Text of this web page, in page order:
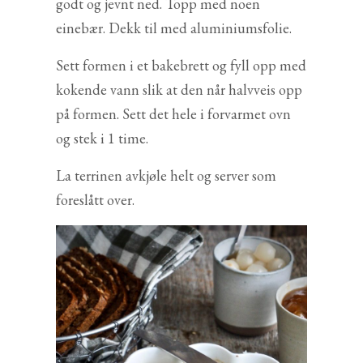
godt og jevnt ned. Topp med noen
einebær. Dekk til med aluminiumsfolie.
Sett formen i et bakebrett og fyll opp med
kokende vann slik at den når halvveis opp
på formen. Sett det hele i forvarmet ovn
og stek i 1 time.
La terrinen avkjøle helt og server som
foreslått over.